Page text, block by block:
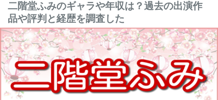
二階堂ふみのギャラや年収は？過去の出演作
品や評判と経歴を調査した